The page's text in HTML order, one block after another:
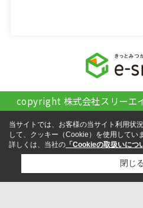
copyright 株式会社スリーエ
当サイトでは、お客様の当サイト利用状
して、クッキー（Cookie）を使用してい
詳しくは、当社の 「Cookieの取扱いにつ
閉じる